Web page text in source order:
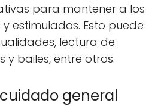
para mantener a los
estimulados. Esto puede
lectura de
y bailes, entre otros.
general